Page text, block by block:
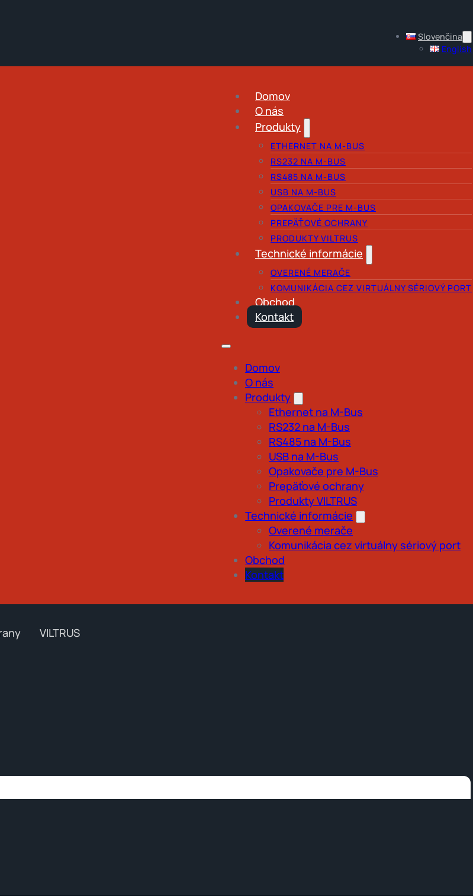
Slovenčina
English
Domov
O nás
Produkty
ETHERNET NA M-BUS
RS232 NA M-BUS
RS485 NA M-BUS
USB NA M-BUS
OPAKOVAČE PRE M-BUS
PREPÄŤOVÉ OCHRANY
PRODUKTY VILTRUS
Technické informácie
OVERENÉ MERAČE
KOMUNIKÁCIA CEZ VIRTUÁLNY SÉRIOVÝ PORT
Obchod
Kontakt
Domov
O nás
Produkty
Ethernet na M-Bus
RS232 na M-Bus
RS485 na M-Bus
USB na M-Bus
Opakovače pre M-Bus
Prepäťové ochrany
Produkty VILTRUS
Technické informácie
Overené merače
Komunikácia cez virtuálny sériový port
Obchod
Kontakt
VILTRUS